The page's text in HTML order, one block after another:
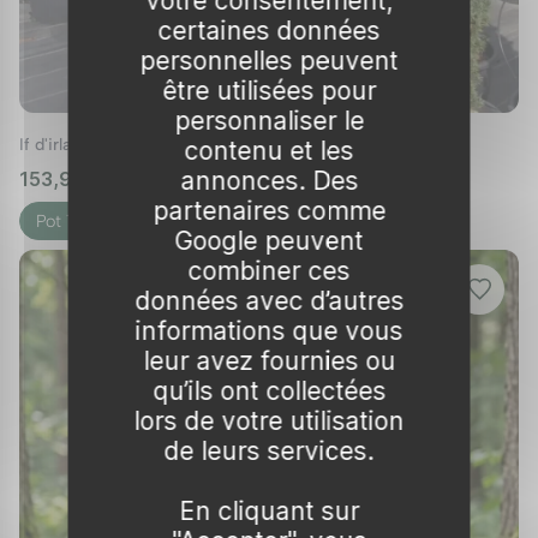
années suivant la plantation, un arrosage
régulier est crucial pour assurer une bonne
Bénéfices écologiques et conseils
pratiques
Avantages pour la biodiversité
L'if commun
joue un rôle important dans
l'équilibre écologique de votre jardin. En plus
de fournir un habitat pour diverses espèces
d'oiseaux et d'insectes, ses baies rouges
(arilles) sont une source de nourriture
précieuse pour la faune locale durant l'hiver.
toxiques pour l'homme et doivent donc être
If d'irlande 'Fastigiata robusta'
153,99 € – 317,99 €🌱 en stock
Pot 15L Pot 30L
certaines données
personnelles peuvent
être utilisées pour
personnaliser le
contenu et les
annonces. Des
partenaires comme
Google peuvent
combiner ces
données avec d’autres
informations que vous
leur avez fournies ou
qu’ils ont collectées
lors de votre utilisation
de leurs services.
En cliquant sur